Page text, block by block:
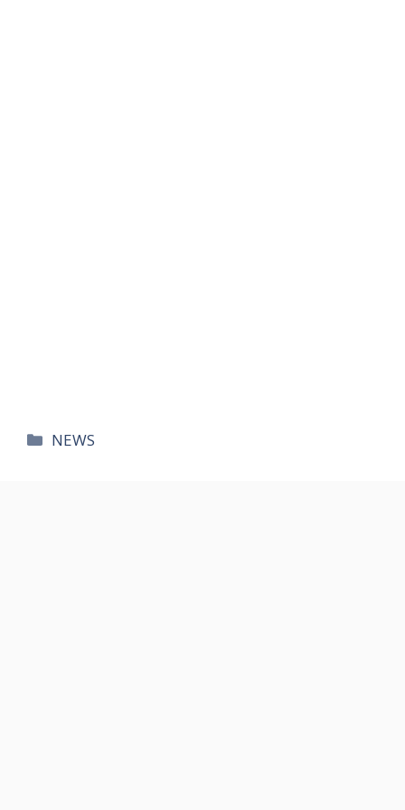
카
NEWS